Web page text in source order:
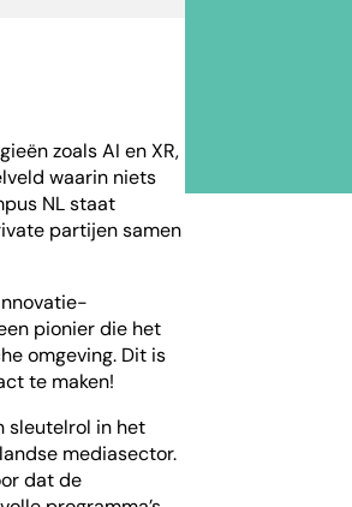
zoals AI en XR,
waarin niets
NL staat
partijen samen
pionier die het
omgeving. Dit is
te maken!
sleutelrol in het
mediasector.
dat de